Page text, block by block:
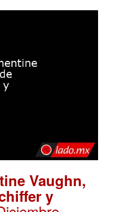
Vaughn,
y